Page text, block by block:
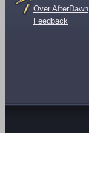
Over AfterDawn
Feedback